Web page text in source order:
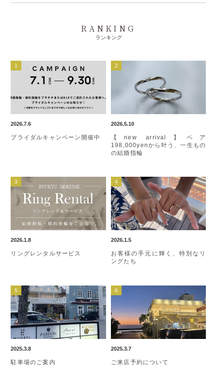
RANKING
ランキング
2026.7.6
ブライダルキャンペーン開催中
2026.5.10
【new arrival】ペア
198,000yenから叶う、一生もの
の結婚指輪
2026.1.8
リングレンタルサービス
2026.1.5
お客様の手元に輝く、特別なリ
ングたち
2025.3.8
駐車場のご案内
2025.3.7
ご来店予約について